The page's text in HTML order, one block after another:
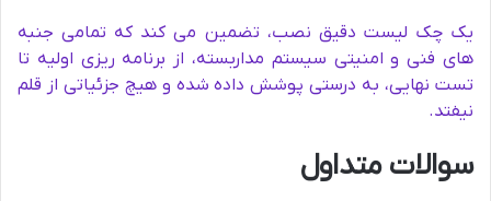
یک چک لیست دقیق نصب، تضمین می کند که تمامی جنبه
های فنی و امنیتی سیستم مداربسته، از برنامه ریزی اولیه تا
تست نهایی، به درستی پوشش داده شده و هیچ جزئیاتی از قلم
نیفتد.
سوالات متداول